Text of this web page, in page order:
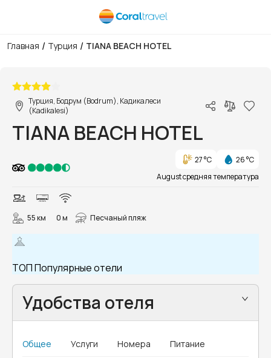
Главная / Турция / TIANA BEACH HOTEL
Турция, Бодрум (Bodrum), Кадикалеси
(Kadikalesi)
TIANA BEACH HOTEL
27 °C
26 °C
August средняя температура
55 км 0 м Песчаный пляж
ТОП Популярные отели
Удобства отеля
Общее Услуги Номера Питание